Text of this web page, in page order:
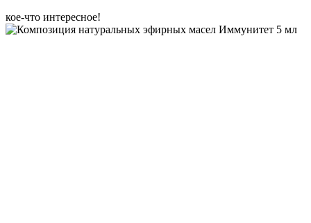
кое-что интересное!